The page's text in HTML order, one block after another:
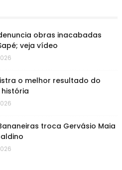
obras inacabadas
veja vídeo
o melhor resultado do
troca Gervásio Maia